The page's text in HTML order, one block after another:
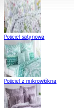
Pościel satynowa
Pościel z mikrowłókna